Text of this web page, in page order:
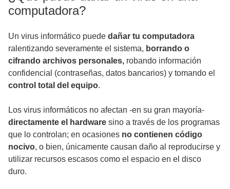
computadora?
Un virus informático puede dañar tu computadora
ralentizando severamente el sistema, borrando o
cifrando archivos personales, robando información
confidencial (contraseñas, datos bancarios) y tomando el
control total del equipo.
Los virus informáticos no afectan -en su gran mayoría-
directamente el hardware sino a través de los programas
que lo controlan; en ocasiones no contienen código
nocivo, o bien, únicamente causan daño al reproducirse y
utilizar recursos escasos como el espacio en el disco
duro.